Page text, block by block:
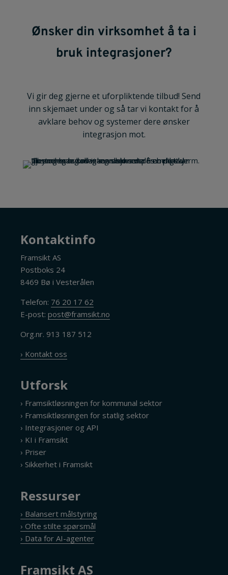
Ønsker din virksomhet å ta i
bruk integrasjoner?
Vi gir deg gjerne et uforpliktende tilbud! Send
inn skjemaet under og så tar vi kontakt for å
avklare behov og systemer dere ønsker
integrasjon mot.
Kontaktinfo
Framsikt AS
Postboks 24
8469 Bø i Vesterålen
Telefon: 76 20 17 62
E-post:post@framsikt.no
Org.nr. 913 187 512
› Kontakt oss
Utforsk
› Framsiktløsningen for kommunal sektor
› Framsiktløsningen for statlig sektor
› Integrasjoner og API
› KI i Framsikt
› Priser
› Sikkerhet i Framsikt
Ressurser
› Balansert målstyring
› Ofte stilte spørsmål
› Data for AI-agenter
Framsikt AS